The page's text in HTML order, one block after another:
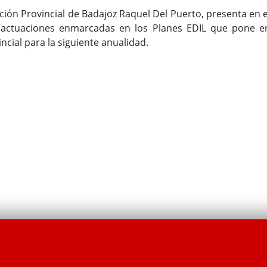
Provincial de Badajoz Raquel Del Puerto, presenta en
enmarcadas en los Planes EDIL que pone
para la siguiente anualidad.